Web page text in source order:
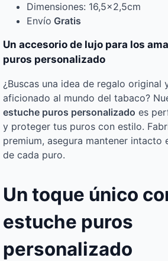
Dimensiones: 16,5×2,5cm
Envío Gratis
Un accesorio de lujo para los
puros personalizado
¿Buscas una idea de regalo original
aficionado al mundo del tabaco?
estuche puros personalizado es
y proteger tus puros con estilo.
premium, asegura mantener intacto
de cada puro.
Un toque único
estuche puros
personalizado